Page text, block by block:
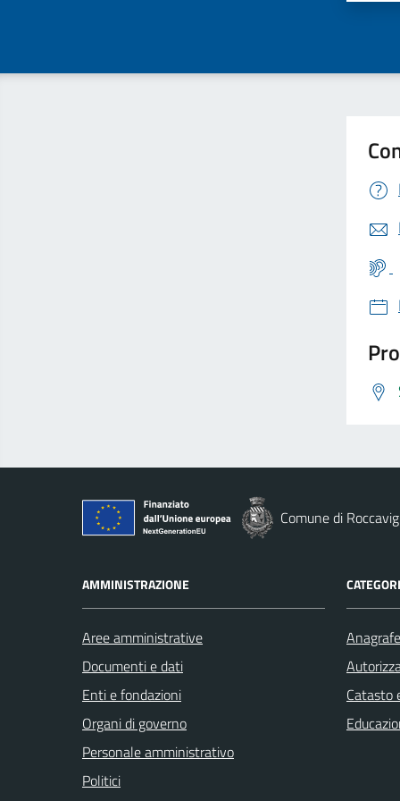
Comune di
AMMINISTRAZIONE
Aree amministrative
Documenti e dati
Enti e fondazioni
Organi di governo
Personale amministrativo
Politici
Catasto